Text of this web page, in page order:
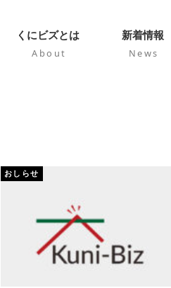
くにビズとは
About
新着情報
News
おしらせ